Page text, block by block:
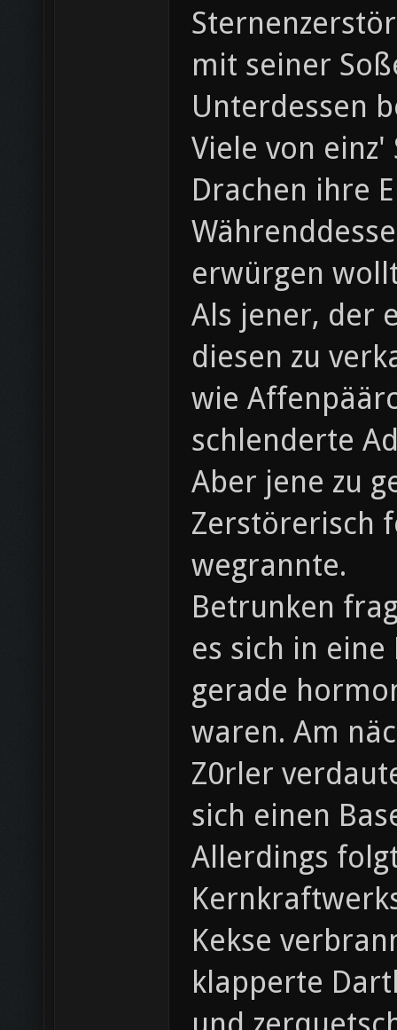
mit seiner
Unterdessen
Viele von
Drachen ihre
erwürgen
Als jener, der
diesen zu
wie
schlenderte
Aber jene zu
Zerstörerisch
wegrannte.
Betrunken
es sich in
gerade
waren. Am
Z0rler
sich einen
Allerdings
Kekse
klapperte